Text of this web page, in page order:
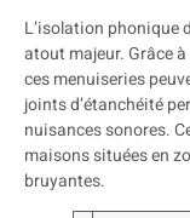
L’isolation phonique
atout majeur. Grâce
ces menuiseries
joints d’étanchéité
nuisances sonores.
maisons situées en
bruyantes.